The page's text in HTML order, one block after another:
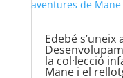
Edebé
la col·lecció
Mane i el